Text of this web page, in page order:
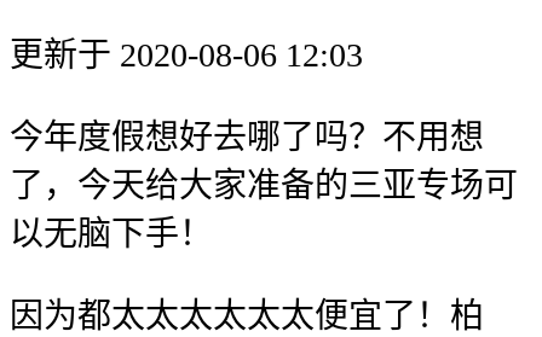
更新于 2020-08-06 12:03
今年度假想好去哪了吗？不用想
了，今天给大家准备的三亚专场可
以无脑下手！
因为都太太太太太太便宜了！柏